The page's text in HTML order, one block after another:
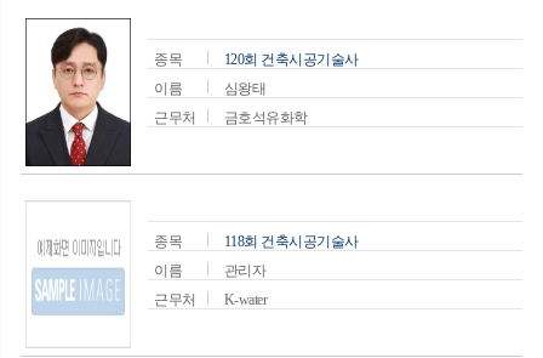
종목
120회 건축시공기술사
이름
심왕태
근무처
금호석유화학
종목
118회 건축시공기술사
이름
관리자
근무처
K-water